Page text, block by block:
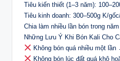
Tiêu kiến thiết (1–3 năm):
Tiêu kinh doanh: 300–500g K/
Chia làm nhiều lần bón trong
Những Lưu Ý Khi Bón Kali Cho
Không bón quá nhiều một
Không bón lúc đất quá khô